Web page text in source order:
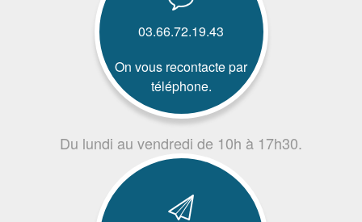
03.66.72.19.43
On vous recontacte par
téléphone.
Du lundi au vendredi de 10h à 17h30.